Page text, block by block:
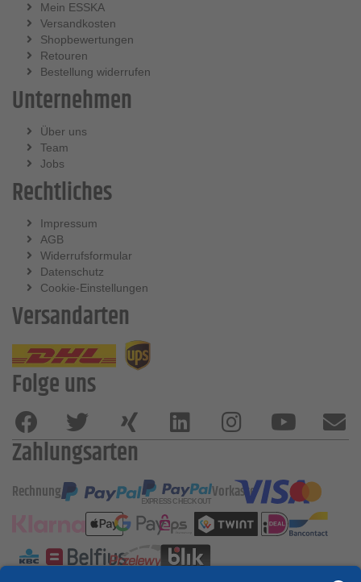
Mein ESSKA
Versandkosten
Shopbewertungen
Retouren
Bestellung widerrufen
Unternehmen
Über uns
Team
Jobs
Rechtliches
Impressum
AGB
Widerrufsformular
Datenschutz
Cookie-Einstellungen
Versandarten
Folge uns
Zahlungsarten
Rechnung Vorkasse